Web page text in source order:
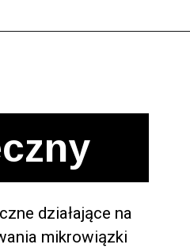
działające na
mikrowiązki